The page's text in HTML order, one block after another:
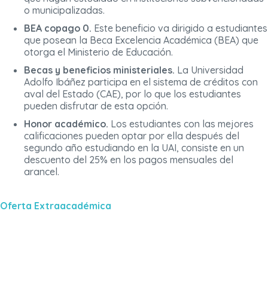
o municipalizadas.
BEA copago 0. Este beneficio va dirigido a estudiantes
que posean la Beca Excelencia Académica (BEA) que
otorga el Ministerio de Educación.
Becas y beneficios ministeriales. La Universidad
Adolfo Ibáñez participa en el sistema de créditos con
aval del Estado (CAE), por lo que los estudiantes
pueden disfrutar de esta opción.
Honor académico. Los estudiantes con las mejores
calificaciones pueden optar por ella después del
segundo año estudiando en la UAI, consiste en un
descuento del 25% en los pagos mensuales del
arancel.
Oferta Extraacadémica